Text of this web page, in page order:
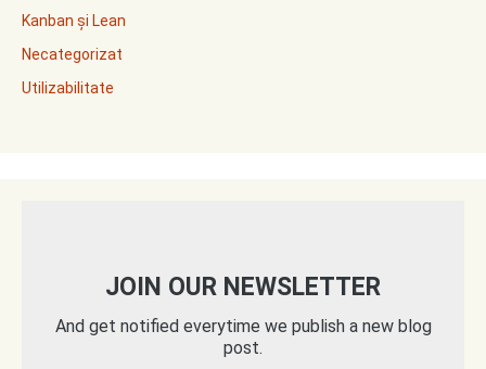
Kanban și Lean
Necategorizat
Utilizabilitate
JOIN OUR NEWSLETTER
And get notified everytime we publish a new blog
post.